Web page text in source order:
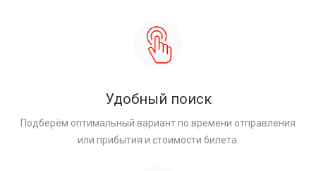
Удобный поиск
Подберём оптимальный вариант по времени отправления
или прибытия и стоимости билета.